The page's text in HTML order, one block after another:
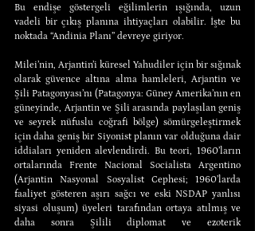
Bu endişe göstergeli eğilimlerin ışığında, uzun
vadeli bir çıkış planına ihtiyaçları olabilir. İşte bu
noktada “Andinia Planı” devreye giriyor.
Milei’nin, Arjantin’i küresel Yahudiler için bir sığınak
olarak güvence altına alma hamleleri, Arjantin ve
Şili Patagonyası’nı (Patagonya: Güney Amerika’nın en
güneyinde, Arjantin ve Şili arasında paylaşılan geniş
ve seyrek nüfuslu coğrafi bölge) sömürgeleştirmek
için daha geniş bir Siyonist planın var olduğuna dair
iddiaları yeniden alevlendirdi. Bu teori, 1960’ların
ortalarında Frente Nacional Socialista Argentino
(Arjantin Nasyonal Sosyalist Cephesi; 1960’larda
faaliyet gösteren aşırı sağcı ve eski NSDAP yanlısı
siyasi oluşum) üyeleri tarafından ortaya atılmış ve
daha sonra Şilili diplomat ve ezoterik